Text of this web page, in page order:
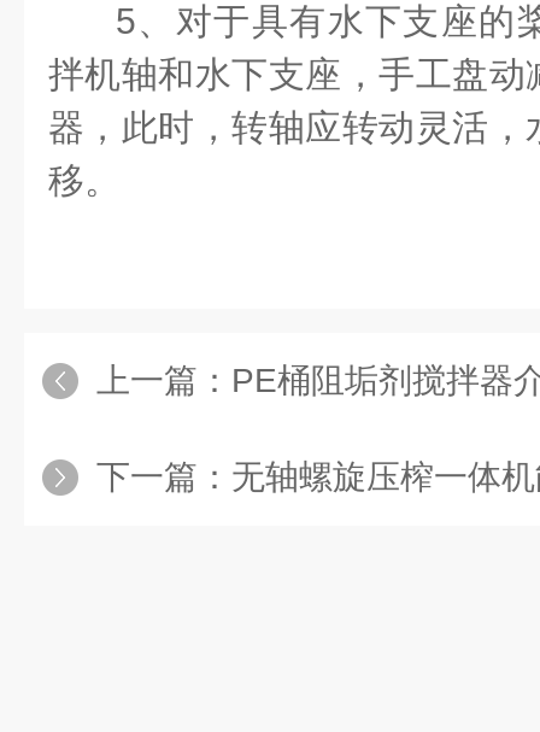
5、对于具有水下支座的
拌机轴和水下支座，手工盘
器，此时，转轴应转动灵活
移。
上一篇： PE桶阻垢剂搅拌器
下一篇： 无轴螺旋压榨一体机能在运行过